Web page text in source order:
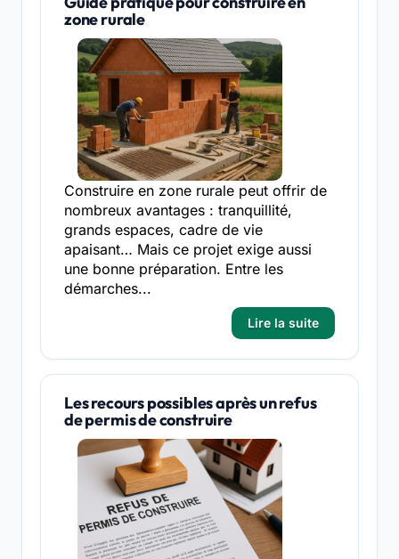
zone rurale
Construire en zone rurale peut offrir de
nombreux avantages : tranquillité,
grands espaces, cadre de vie
apaisant… Mais ce projet exige aussi
une bonne préparation. Entre les
démarches...
Lire la suite
Les recours possibles après un refus
de permis de construire